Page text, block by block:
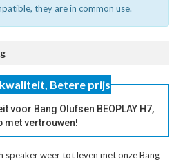
they are in common use.
Betere prijs
voor Bang Olufsen BEOPLAY H7,
met vertrouwen!
speaker weer tot leven met onzeBang